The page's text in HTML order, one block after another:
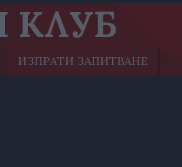
КЛУБ
ИЗПРАТИ ЗАПИТВАНЕ